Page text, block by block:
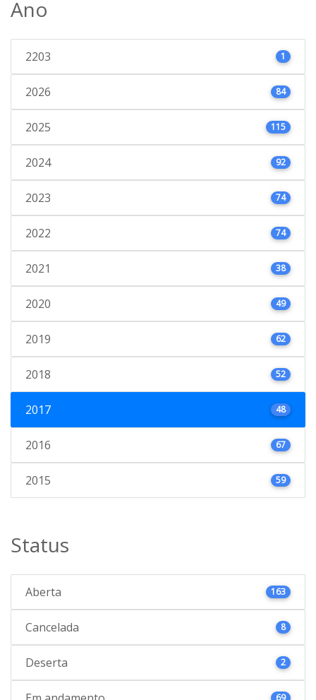
Ano
2203 1
2026 84
2025 115
2024 92
2023 74
2022 74
2021 38
2020 49
2019 62
2018 52
2017 48
2016 67
2015 59
Status
Aberta 163
Cancelada 8
Deserta 2
69